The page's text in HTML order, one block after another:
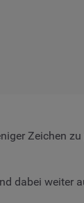
Zeichen
dabei weiter